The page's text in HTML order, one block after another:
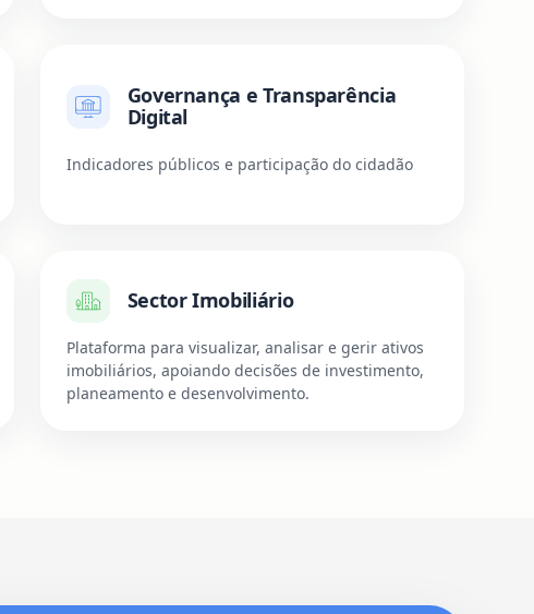
Governança e Transparência
Digital
Indicadores públicos e participação do cidadão
Sector Imobiliário
Plataforma para visualizar, analisar e gerir ativos
imobiliários, apoiando decisões de investimento,
planeamento e desenvolvimento.